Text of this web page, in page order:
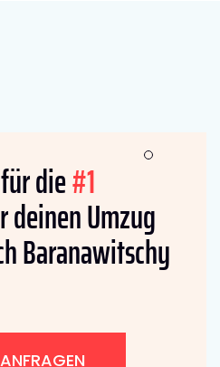
die#1
deinen Umzug
Baranawitschy